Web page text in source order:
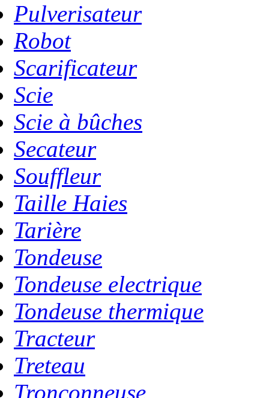
Pulverisateur
Robot
Scarificateur
Scie
Scie à bûches
Secateur
Souffleur
Taille Haies
Tarière
Tondeuse
Tondeuse electrique
Tondeuse thermique
Tracteur
Treteau
Tronconneuse